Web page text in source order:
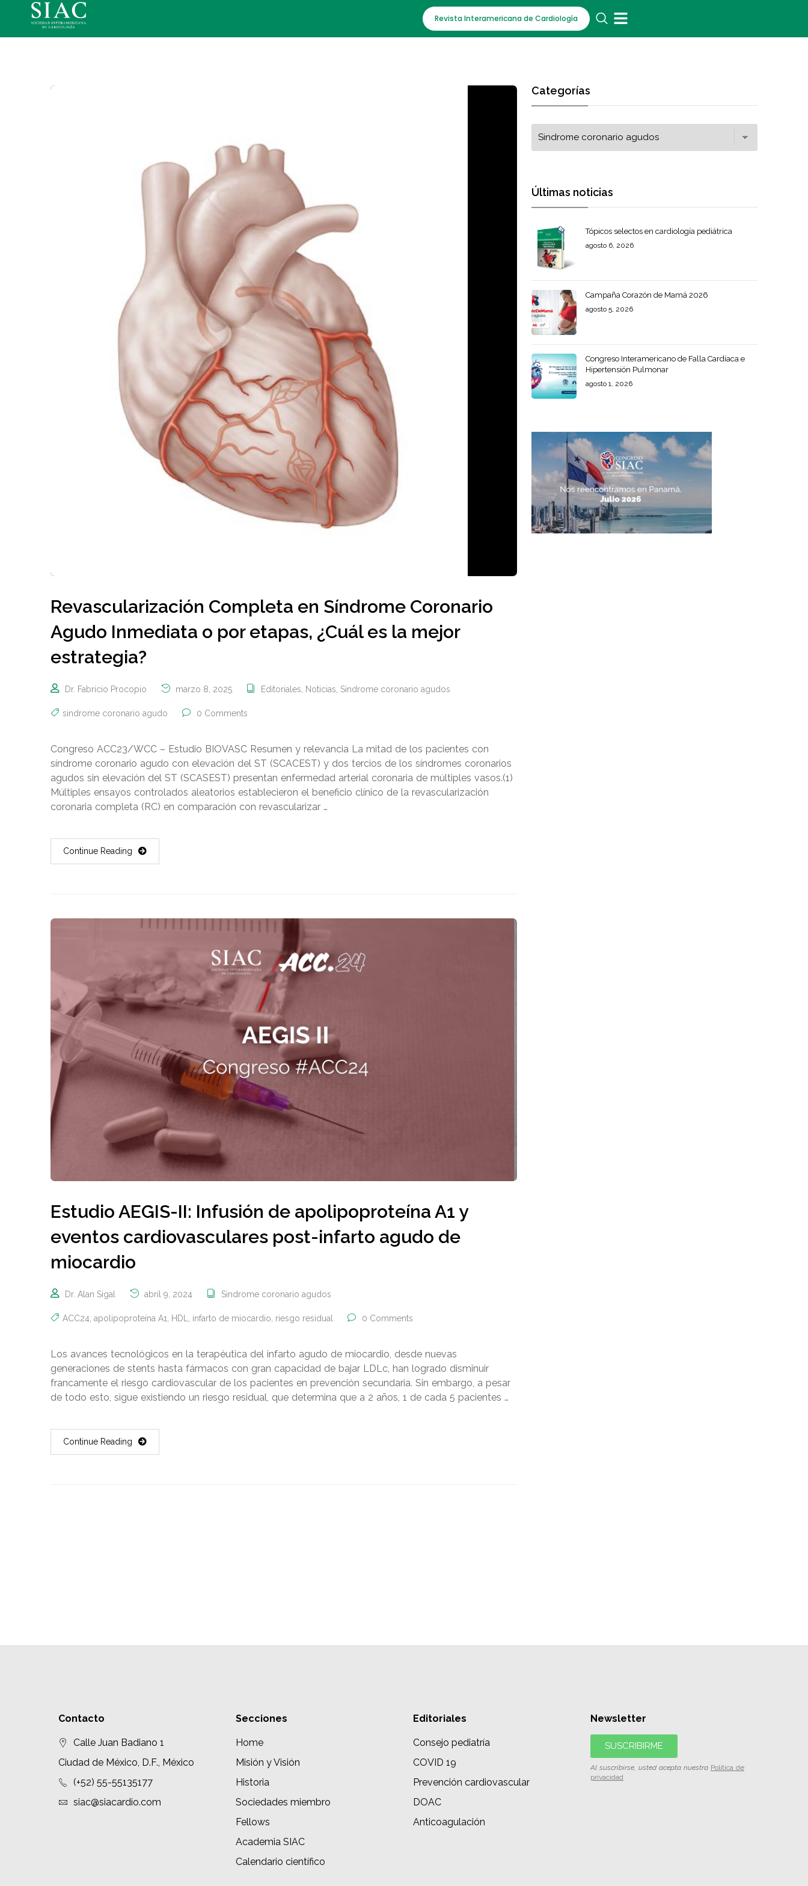
Revista Interamericana de Cardiología
Revascularización Completa en Síndrome Coronario
Agudo Inmediata o por etapas, ¿Cuál es la mejor
estrategia?
Dr. Fabricio Procopio marzo 8, 2025 Editoriales Noticias Sindrome coronario agudos
sindrome coronario agudo 0 Comments
Congreso ACC23/WCC – Estudio BIOVASC Resumen y relevancia La mitad de los pacientes con
síndrome coronario agudo con elevación del ST (SCACEST) y dos tercios de los síndromes coronarios
agudos sin elevación del ST (SCASEST) presentan enfermedad arterial coronaria de múltiples vasos.(1)
Múltiples ensayos controlados aleatorios establecieron el beneficio clínico de la revascularización
coronaria completa (RC) en comparación con revascularizar …
Continue Reading
Estudio AEGIS-II: Infusión de apolipoproteína A1 y
eventos cardiovasculares post-infarto agudo de
miocardio
Dr. Alan Sigal abril 9, 2024 Sindrome coronario agudos
ACC24 apolipoproteína A1 HDL infarto de miocardio riesgo residual 0 Comments
Los avances tecnológicos en la terapéutica del infarto agudo de miocardio, desde nuevas
generaciones de stents hasta fármacos con gran capacidad de bajar LDLc, han logrado disminuir
francamente el riesgo cardiovascular de los pacientes en prevención secundaria. Sin embargo, a pesar
de todo esto, sigue existiendo un riesgo residual, que determina que a 2 años, 1 de cada 5 pacientes …
Continue Reading
Categorías
Últimas noticias
Tópicos selectos en cardiología pediátrica
agosto 6, 2026
Campaña Corazón de Mamá 2026
agosto 5, 2026
Congreso Interamericano de Falla Cardíaca e
Hipertensión Pulmonar
agosto 1, 2026
Contacto
Calle Juan Badiano 1
Ciudad de México, D.F., México
(+52) 55-55135177
siac@siacardio.com
Secciones
Home
Misión y Visión
Historia
Sociedades miembro
Fellows
Academia SIAC
Calendario científico
Editoriales
Consejo pediatría
COVID 19
Prevención cardiovascular
DOAC
Anticoagulación
Newsletter
SUSCRIBIRME
Al suscribirse, usted acepta nuestra Política de
privacidad